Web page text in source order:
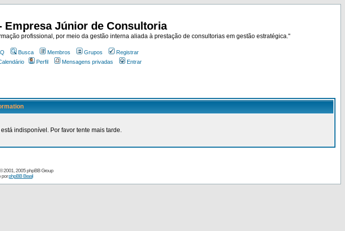
Empresa Júnior de Consultoria
profissional, por meio da gestão interna aliada à prestação de consultorias em gestão estratégica."
Busca Membros Grupos
Registrar
Perfil Mensagens privadas Entrar
indisponível. Por favor tente mais tarde.
2001, 2005 phpBB Group
porphpBB Brasil